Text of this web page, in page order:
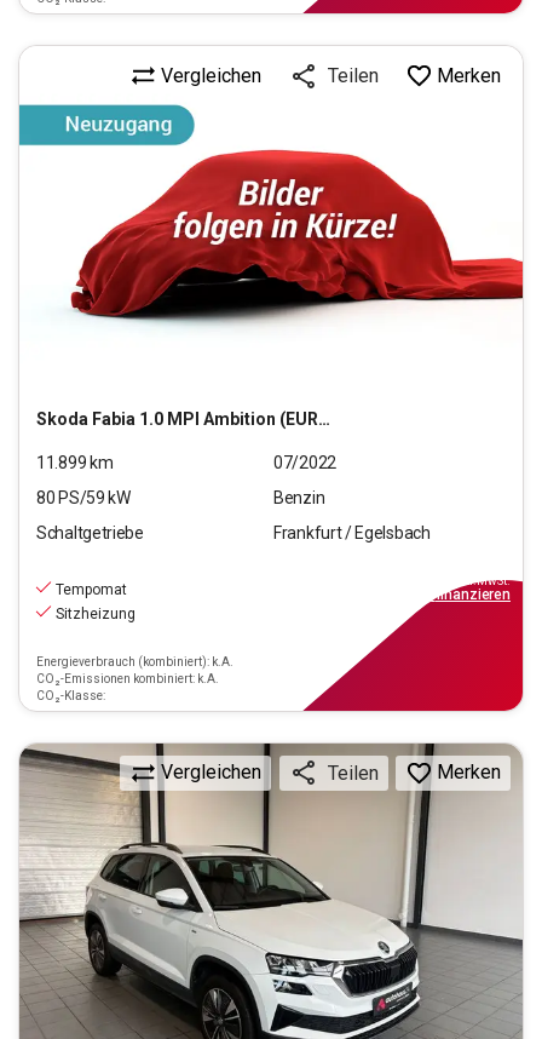
Skoda Fabia 1.0 MPI Ambition (EURO 6d)
Vergleichen Teilen Merken
11.899 km
07/2022
80 PS/59 kW
Benzin
Schaltgetriebe
Frankfurt / Egelsbach
Tempomat
Sitzheizung
Energieverbrauch (kombiniert): k.A.
CO₂-Emissionen kombiniert: k.A.
CO₂-Klasse:
inkl.MwSt.
finanzieren
Vergleichen Teilen Merken